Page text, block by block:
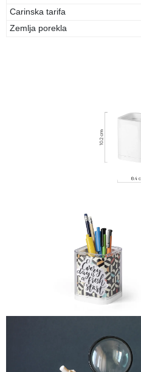
Carinska tarifa
Zemlja porekla